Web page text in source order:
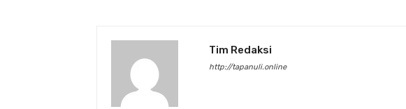
Tim Redaksi
http://tapanuli.online